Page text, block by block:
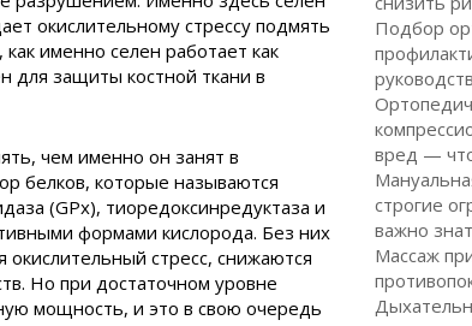
окислительному стрессу подмять
именно селен работает как
для защиты костной ткани в
чем именно он занят в
белков, которые называются
(GPx), тиоредоксинредуктаза и
формами кислорода. Без них
окислительный стресс, снижаются
Но при достаточном уровне
мощность, и это в свою очередь
Подбор
вред —
строгие
важно
Массаж